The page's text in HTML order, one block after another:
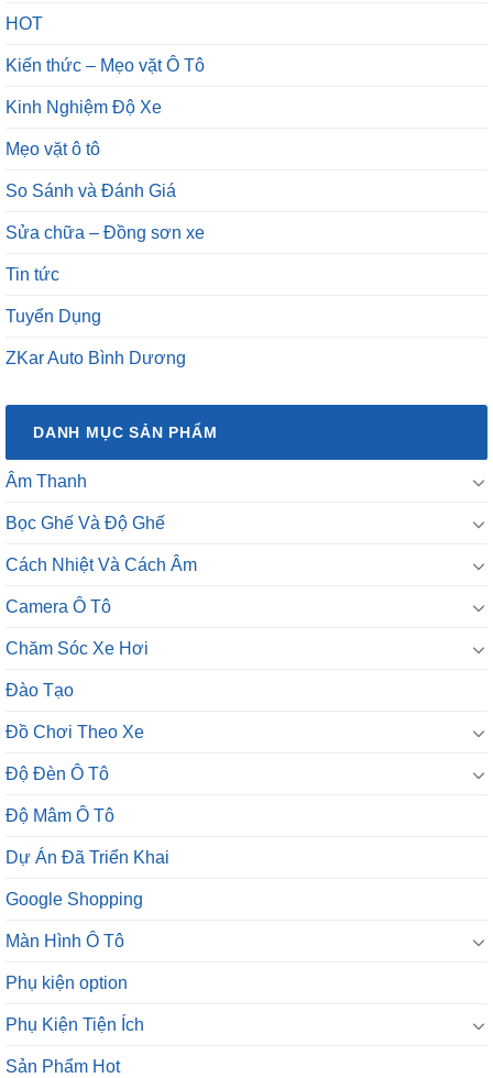
HOT
Kiến thức – Mẹo vặt Ô Tô
Kinh Nghiệm Độ Xe
Mẹo vặt ô tô
So Sánh và Đánh Giá
Sửa chữa – Đồng sơn xe
Tin tức
Tuyển Dụng
ZKar Auto Bình Dương
DANH MỤC SẢN PHẨM
Âm Thanh
Bọc Ghế Và Độ Ghế
Cách Nhiệt Và Cách Âm
Camera Ô Tô
Chăm Sóc Xe Hơi
Đào Tạo
Đồ Chơi Theo Xe
Độ Đèn Ô Tô
Độ Mâm Ô Tô
Dự Án Đã Triển Khai
Google Shopping
Màn Hình Ô Tô
Phụ kiện option
Phụ Kiện Tiện Ích
Sản Phẩm Hot